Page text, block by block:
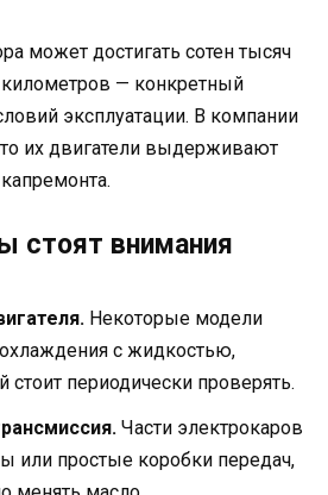
может достигать сотен тысяч
— конкретный
эксплуатации. В компании
их двигатели выдерживают
стоят внимания
Некоторые модели
с жидкостью,
стоит периодически проверять.
Части электрокаров
или простые коробки передач,